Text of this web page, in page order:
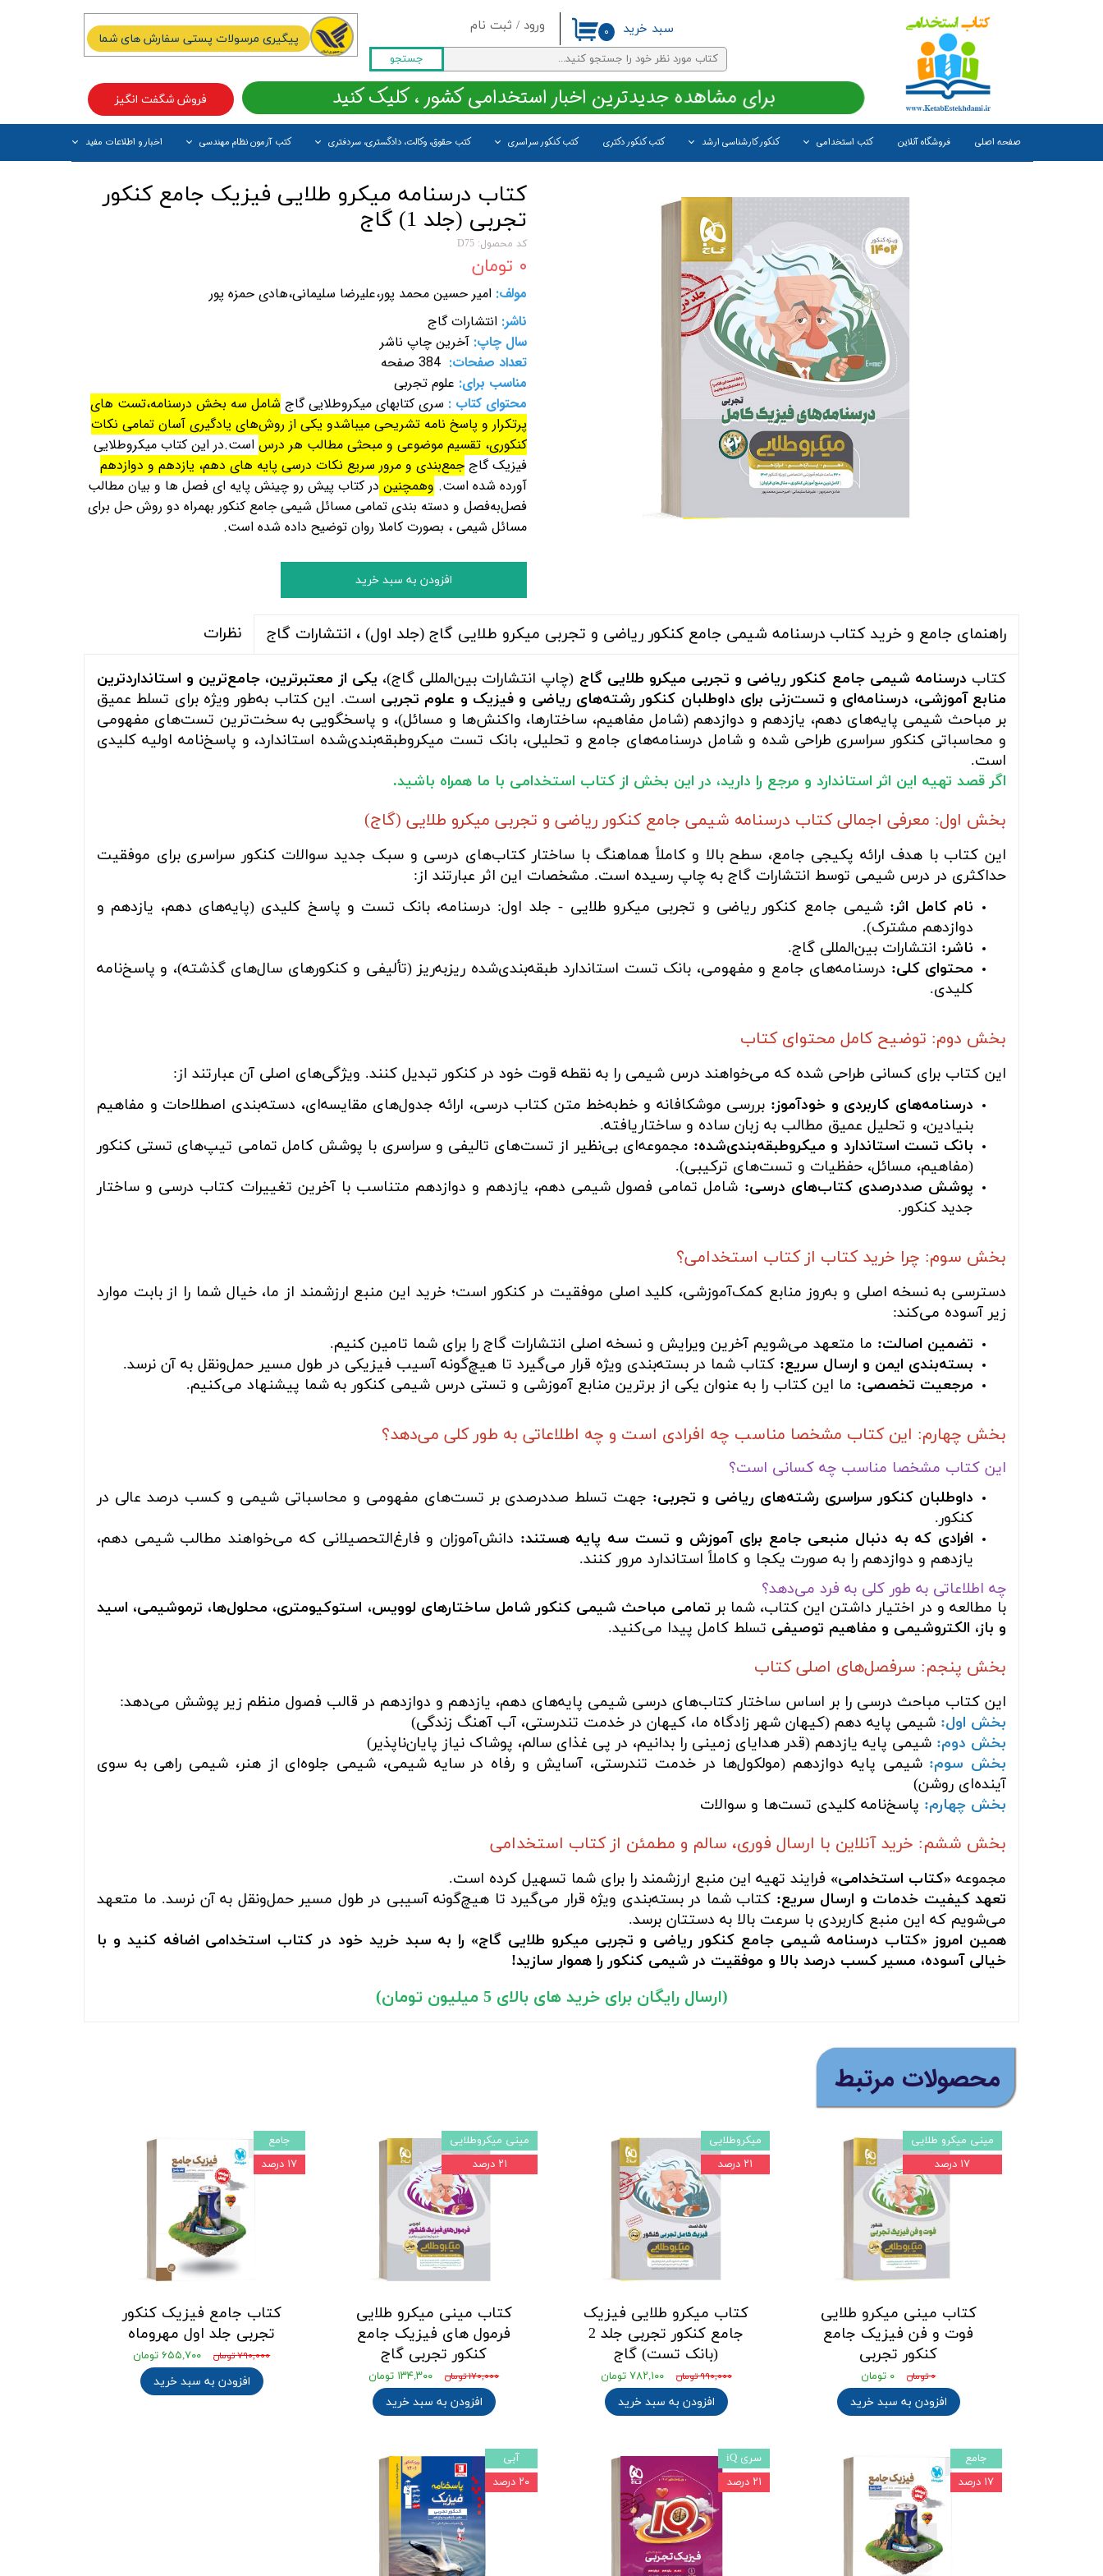
ورود / ثبت نام
حساب کاربری من
تغییر گذر واژه
سفارشات
خروج از حساب کاربری
جستجو
صفحه اصلی فروشگاه آنلاین کتب استخدامی کنکور کارشناسی ارشد کتب کنکور دکتری کتب کنکور سراسری کتب حقوق، وکالت، دادگستری، سردفتری کتب آزمون نظام مهندسی اخبار و اطلاعات مفید
۰ سبد خرید
فروش شگفت انگیز برای مشاهده جدیدترین اخبار استخدامی کشور ، کلیک کنید
پیگیری مرسولات پستی سفارش های شما
کتاب درسنامه میکرو طلایی فیزیک جامع کنکور
تجربی (جلد 1) گاج
کد محصول: D75
۰ تومان
مولف: امیر حسین محمد پور،علیرضا سلیمانی،هادی حمزه پور
ناشر: انتشارات گاج
سال چاپ: آخرین چاپ ناشر
تعداد صفحات: 384 صفحه
مناسب برای: علوم تجربی
محتوای کتاب : سری کتابهای میکروطلایی گاج شامل سه بخش درسنامه،تست های
پرتکرار و پاسخ نامه تشریحی میباشدو یکی از روش‌های یادگیری آسان تمامی نکات
کنکوری، تقسیم موضوعی و مبحثی مطالب هر درس است.در این کتاب میکروطلایی
فیزیک گاج جمع‌بندی و مرور سریع نکات درسی پایه های دهم، یازدهم و دوازدهم
آورده شده است. وهمچنین در کتاب پیش رو چینش پایه‌ ای فصل ها و بیان مطالب
فصل‌به‌فصل و دسته بندی تمامی مسائل شیمی جامع کنکور بهمراه دو روش حل برای
مسائل شیمی ، بصورت کاملا روان توضیح داده شده است.
افزودن به سبد خرید
راهنمای جامع و خرید کتاب درسنامه شیمی جامع کنکور ریاضی و تجربی میکرو طلایی گاج (جلد اول) ، انتشارات گاج نظرات
کتاب درسنامه شیمی جامع کنکور ریاضی و تجربی میکرو طلایی گاج (چاپ انتشارات بین‌المللی گاج)، یکی از معتبرترین، جامع‌ترین و استانداردترین
منابع آموزشی، درسنامه‌ای و تست‌زنی برای داوطلبان کنکور رشته‌های ریاضی و فیزیک و علوم تجربی است. این کتاب به‌طور ویژه برای تسلط عمیق
بر مباحث شیمی پایه‌های دهم، یازدهم و دوازدهم (شامل مفاهیم، ساختارها، واکنش‌ها و مسائل)، و پاسخگویی به سخت‌ترین تست‌های مفهومی
و محاسباتی کنکور سراسری طراحی شده و شامل درسنامه‌های جامع و تحلیلی، بانک تست میکروطبقه‌بندی‌شده استاندارد، و پاسخ‌نامه اولیه کلیدی
است.
اگر قصد تهیه این اثر استاندارد و مرجع را دارید، در این بخش از کتاب استخدامی با ما همراه باشید.
بخش اول: معرفی اجمالی کتاب درسنامه شیمی جامع کنکور ریاضی و تجربی میکرو طلایی (گاج)
این کتاب با هدف ارائه پکیجی جامع، سطح بالا و کاملاً هماهنگ با ساختار کتاب‌های درسی و سبک جدید سوالات کنکور سراسری برای موفقیت
حداکثری در درس شیمی توسط انتشارات گاج به چاپ رسیده است. مشخصات این اثر عبارتند از:
نام کامل اثر: شیمی جامع کنکور ریاضی و تجربی میکرو طلایی - جلد اول: درسنامه، بانک تست و پاسخ کلیدی (پایه‌های دهم، یازدهم و
دوازدهم مشترک).
ناشر: انتشارات بین‌المللی گاج.
محتوای کلی: درسنامه‌های جامع و مفهومی، بانک تست استاندارد طبقه‌بندی‌شده ریزبه‌ریز (تألیفی و کنکورهای سال‌های گذشته)، و پاسخ‌نامه
کلیدی.
بخش دوم: توضیح کامل محتوای کتاب
این کتاب برای کسانی طراحی شده که می‌خواهند درس شیمی را به نقطه قوت خود در کنکور تبدیل کنند. ویژگی‌های اصلی آن عبارتند از:
درسنامه‌های کاربردی و خودآموز: بررسی موشکافانه و خط‌به‌خط متن کتاب درسی، ارائه جدول‌های مقایسه‌ای، دسته‌بندی اصطلاحات و مفاهیم
بنیادین، و تحلیل عمیق مطالب به زبان ساده و ساختاریافته.
بانک تست استاندارد و میکروطبقه‌بندی‌شده: مجموعه‌ای بی‌نظیر از تست‌های تالیفی و سراسری با پوشش کامل تمامی تیپ‌های تستی کنکور
(مفاهیم، مسائل، حفظیات و تست‌های ترکیبی).
پوشش صددرصدی کتاب‌های درسی: شامل تمامی فصول شیمی دهم، یازدهم و دوازدهم متناسب با آخرین تغییرات کتاب درسی و ساختار
جدید کنکور.
بخش سوم: چرا خرید کتاب از کتاب استخدامی؟
دسترسی به نسخه اصلی و به‌روز منابع کمک‌آموزشی، کلید اصلی موفقیت در کنکور است؛ خرید این منبع ارزشمند از ما، خیال شما را از بابت موارد
زیر آسوده می‌کند:
تضمین اصالت: ما متعهد می‌شویم آخرین ویرایش و نسخه اصلی انتشارات گاج را برای شما تامین کنیم.
بسته‌بندی ایمن و ارسال سریع: کتاب شما در بسته‌بندی ویژه قرار می‌گیرد تا هیچ‌گونه آسیب فیزیکی در طول مسیر حمل‌ونقل به آن نرسد.
مرجعیت تخصصی: ما این کتاب را به عنوان یکی از برترین منابع آموزشی و تستی درس شیمی کنکور به شما پیشنهاد می‌کنیم.
بخش چهارم: این کتاب مشخصا مناسب چه افرادی است و چه اطلاعاتی به طور کلی می‌دهد؟
این کتاب مشخصا مناسب چه کسانی است؟
داوطلبان کنکور سراسری رشته‌های ریاضی و تجربی: جهت تسلط صددرصدی بر تست‌های مفهومی و محاسباتی شیمی و کسب درصد عالی در
کنکور.
افرادی که به دنبال منبعی جامع برای آموزش و تست سه پایه هستند: دانش‌آموزان و فارغ‌التحصیلانی که می‌خواهند مطالب شیمی دهم،
یازدهم و دوازدهم را به صورت یکجا و کاملاً استاندارد مرور کنند.
چه اطلاعاتی به طور کلی به فرد می‌دهد؟
با مطالعه و در اختیار داشتن این کتاب، شما بر تمامی مباحث شیمی کنکور شامل ساختارهای لوویس، استوکیومتری، محلول‌ها، ترموشیمی، اسید
و باز، الکتروشیمی و مفاهیم توصیفی تسلط کامل پیدا می‌کنید.
بخش پنجم: سرفصل‌های اصلی کتاب
این کتاب مباحث درسی را بر اساس ساختار کتاب‌های درسی شیمی پایه‌های دهم، یازدهم و دوازدهم در قالب فصول منظم زیر پوشش می‌دهد:
بخش اول: شیمی پایه دهم (کیهان شهر زادگاه ما، کیهان در خدمت تندرستی، آب آهنگ زندگی)
بخش دوم: شیمی پایه یازدهم (قدر هدایای زمینی را بدانیم، در پی غذای سالم، پوشاک نیاز پایان‌ناپذیر)
بخش سوم: شیمی پایه دوازدهم (مولکول‌ها در خدمت تندرستی، آسايش و رفاه در سایه شیمی، شیمی جلوه‌ای از هنر، شیمی راهی به سوی
آینده‌ای روشن)
بخش چهارم: پاسخ‌نامه کلیدی تست‌ها و سوالات
بخش ششم: خرید آنلاین با ارسال فوری، سالم و مطمئن از کتاب استخدامی
مجموعه «کتاب استخدامی» فرایند تهیه این منبع ارزشمند را برای شما تسهیل کرده است.
تعهد کیفیت خدمات و ارسال سریع: کتاب شما در بسته‌بندی ویژه قرار می‌گیرد تا هیچ‌گونه آسیبی در طول مسیر حمل‌ونقل به آن نرسد. ما متعهد
می‌شویم که این منبع کاربردی با سرعت بالا به دستتان برسد.
همین امروز «کتاب درسنامه شیمی جامع کنکور ریاضی و تجربی میکرو طلایی گاج» را به سبد خرید خود در کتاب استخدامی اضافه کنید و با
خیالی آسوده، مسیر کسب درصد بالا و موفقیت در شیمی کنکور را هموار سازید!
(ارسال رایگان برای خرید های بالای 5 میلیون تومان)
​محصولات مرتبط
کتاب مینی میکرو طلایی
فوت و فن فیزیک جامع
کنکور تجربی
۰ تومان ۰ تومان
افزودن به سبد خرید
مینی میکرو طلایی
۱۷ درصد
کتاب میکرو طلایی فیزیک
جامع کنکور تجربی جلد 2
(بانک تست) گاج
۹۹۰,۰۰۰ تومان ۷۸۲,۱۰۰ تومان
افزودن به سبد خرید
میکروطلایی
۲۱ درصد
کتاب مینی میکرو طلایی
فرمول های فیزیک جامع
کنکور تجربی گاج
۱۷۰,۰۰۰ تومان ۱۳۴,۳۰۰ تومان
افزودن به سبد خرید
مینی میکروطلایی
۲۱ درصد
کتاب جامع فیزیک کنکور
تجربی جلد اول مهروماه
۷۹۰,۰۰۰ تومان ۶۵۵,۷۰۰ تومان
افزودن به سبد خرید
جامع
۱۷ درصد
جامع
۱۷ درصد
سری iQ
۲۱ درصد
آبی
۲۰ درصد